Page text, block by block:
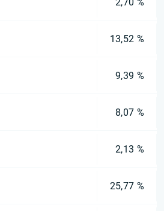
13,52 %
9,39 %
8,07 %
2,13 %
25,77 %